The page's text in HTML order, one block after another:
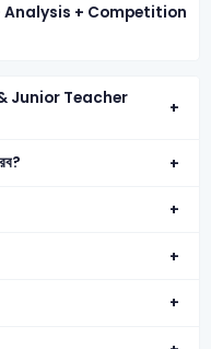
Analysis + Competition
Junior Teacher